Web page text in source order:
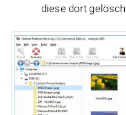
diese dort